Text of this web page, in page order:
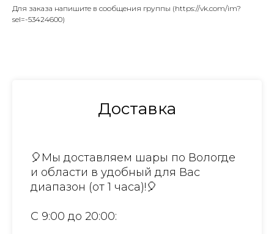
Для заказа напишите в сообщения группы (https://vk.com/im?
sel=-53424600)
Доставка
🎈Мы доставляем шары по Вологде
и области в удобный для Вас
диапазон (от 1 часа)!🎈
С 9:00 до 20:00: